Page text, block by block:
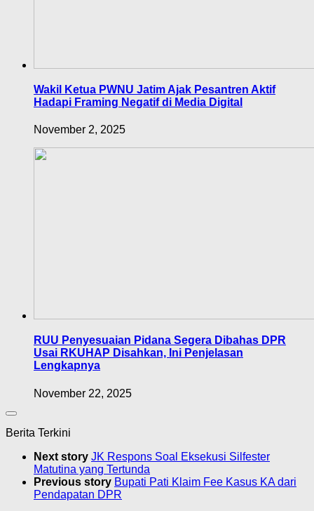
Wakil Ketua PWNU Jatim Ajak Pesantren Aktif
Hadapi Framing Negatif di Media Digital
November 2, 2025
RUU Penyesuaian Pidana Segera Dibahas DPR
Usai RKUHAP Disahkan, Ini Penjelasan
Lengkapnya
November 22, 2025
Berita Terkini
Next story JK Respons Soal Eksekusi Silfester
Matutina yang Tertunda
Previous story Bupati Pati Klaim Fee Kasus KA dari
Pendapatan DPR